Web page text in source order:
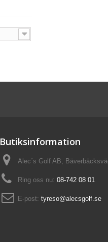
Butiksinformation
Alec´s Golf AB,
Ring oss nu: 08-742 08 01
E-post: tyreso@alecsgolf.se